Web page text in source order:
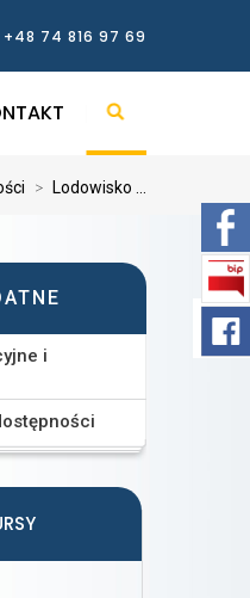
+48 74 816 97 69
> Lodowisko ...
i